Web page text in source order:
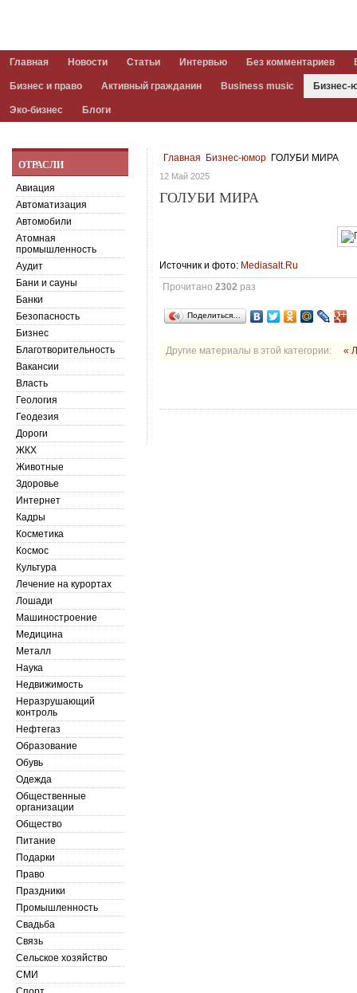
Главная Новости Статьи Интервью Без комментариев
Бизнес и право Активный гражданин Business music Бизнес-
Эко-бизнес Блоги
Главная Бизнес-юмор ГОЛУБИ МИРА
12 Май 2025
ГОЛУБИ МИРА
Источник и фото: Mediasalt.Ru
Прочитано2302 раз
Поделиться…
Другие материалы в этой категории: «
ОТРАСЛИ
Авиация
Автоматизация
Автомобили
Атомная
промышленность
Аудит
Бани и сауны
Банки
Безопасность
Бизнес
Благотворительность
Вакансии
Власть
Геология
Геодезия
Дороги
ЖКХ
Животные
Здоровье
Интернет
Кадры
Косметика
Космос
Культура
Лечение на курортах
Лошади
Машиностроение
Медицина
Металл
Наука
Недвижимость
Неразрушающий
контроль
Нефтегаз
Образование
Обувь
Одежда
Общественные
организации
Общество
Питание
Подарки
Право
Праздники
Промышленность
Свадьба
Связь
Сельское хозяйство
СМИ